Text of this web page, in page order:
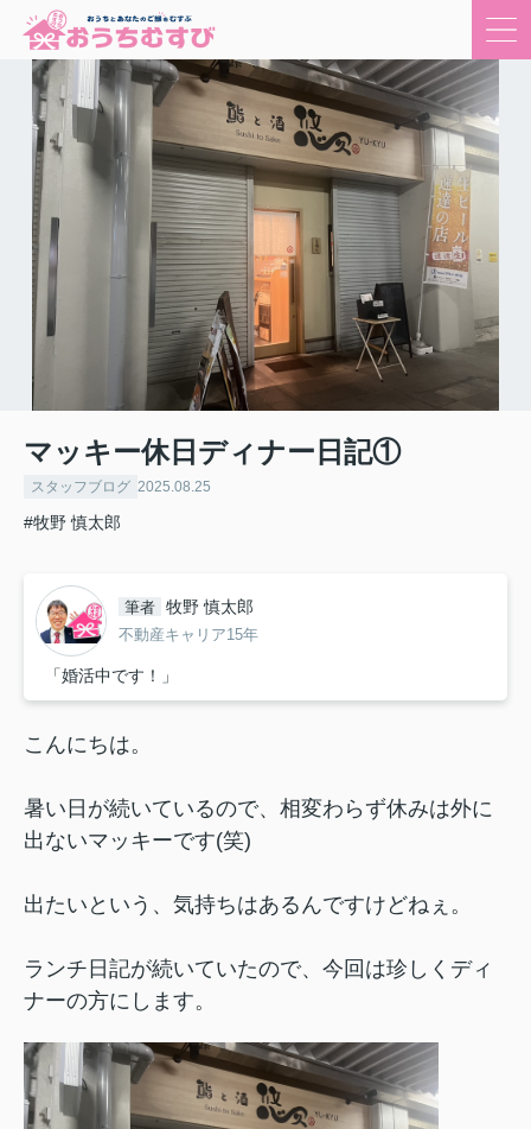
マッキー休日ディナー日記①
スタッフブログ 2025.08.25
#牧野 慎太郎
筆者 牧野 慎太郎
不動産キャリア15年
「婚活中です！」
こんにちは。
暑い日が続いているので、相変わらず休みは外に
出ないマッキーです(笑)
出たいという、気持ちはあるんですけどねぇ。
ランチ日記が続いていたので、今回は珍しくディ
ナーの方にします。